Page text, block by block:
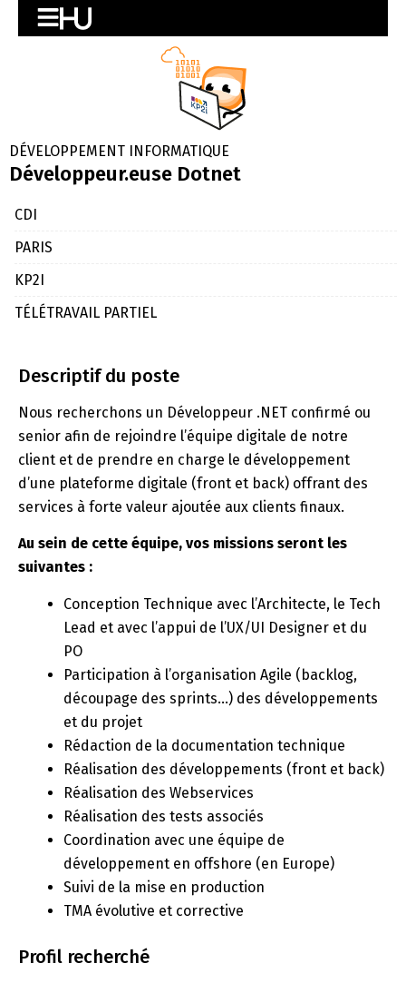
DÉVELOPPEMENT INFORMATIQUE
Développeur.euse Dotnet
CDI
PARIS
KP2I
TÉLÉTRAVAIL PARTIEL
Descriptif du poste
Nous recherchons un Développeur .NET confirmé ou
senior afin de rejoindre l’équipe digitale de notre
client et de prendre en charge le développement
d’une plateforme digitale (front et back) offrant des
services à forte valeur ajoutée aux clients finaux.
Au sein de cette équipe, vos missions seront les
suivantes :
Conception Technique avec l’Architecte, le Tech
Lead et avec l’appui de l’UX/UI Designer et du
PO
Participation à l’organisation Agile (backlog,
découpage des sprints…) des développements
et du projet
Rédaction de la documentation technique
Réalisation des développements (front et back)
Réalisation des Webservices
Réalisation des tests associés
Coordination avec une équipe de
développement en offshore (en Europe)
Suivi de la mise en production
TMA évolutive et corrective
Profil recherché